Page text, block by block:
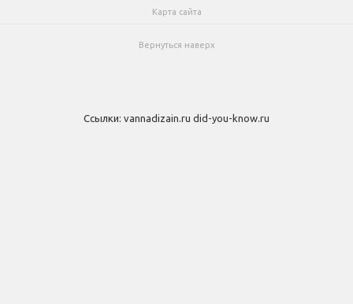
Карта сайта
Вернуться наверх
Ссылки: vannadizain.ru did-you-know.ru